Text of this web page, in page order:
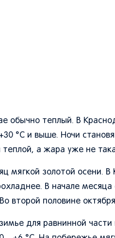
обычно теплый. В
°C и выше. Ночи
теплой, а жара уже не
мягкой золотой осени.
В начале
второй половине
для равнинной